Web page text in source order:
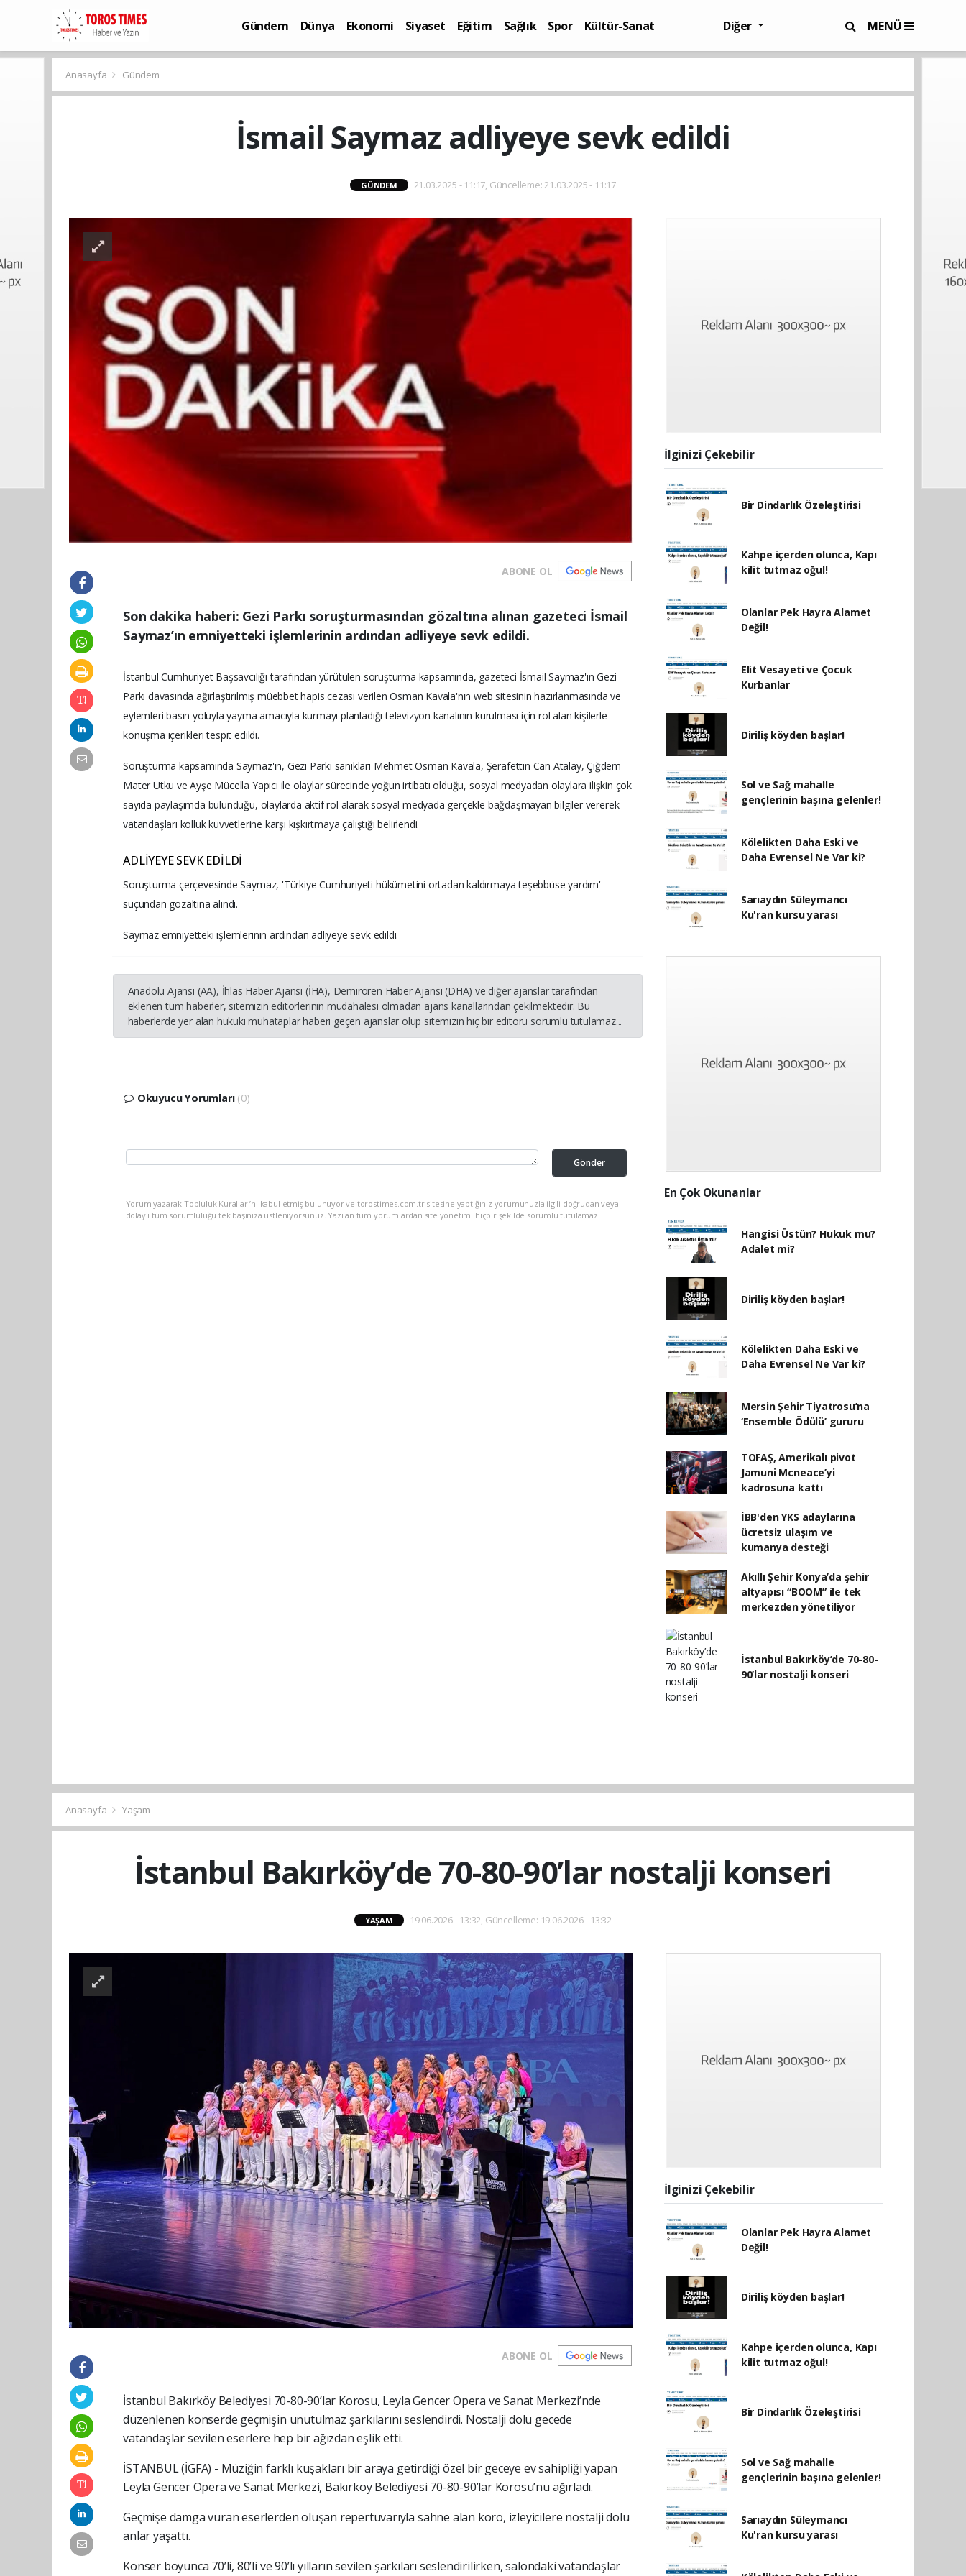
Gündem Dünya Ekonomi Siyaset Eğitim Sağlık Spor
Kültür-Sanat
Diğer MENÜ
Anasayfa Gündem
İsmail Saymaz adliyeye sevk edildi
GÜNDEM 21.03.2025 - 11:17, Güncelleme: 21.03.2025 - 11:17
ABONE OL
Son dakika haberi: Gezi Parkı soruşturmasından gözaltına alınan gazeteci İsmail
Saymaz’ın emniyetteki işlemlerinin ardından adliyeye sevk edildi.
İstanbul Cumhuriyet Başsavcılığı tarafından yürütülen soruşturma kapsamında, gazeteci İsmail Saymaz'ın Gezi
Parkı davasında ağırlaştırılmış müebbet hapis cezası verilen Osman Kavala'nın web sitesinin hazırlanmasında ve
eylemleri basın yoluyla yayma amacıyla kurmayı planladığı televizyon kanalının kurulması için rol alan kişilerle
konuşma içerikleri tespit edildi.
Soruşturma kapsamında Saymaz'ın, Gezi Parkı sanıkları Mehmet Osman Kavala, Şerafettin Can Atalay, Çiğdem
Mater Utku ve Ayşe Mücella Yapıcı ile olaylar sürecinde yoğun irtibatı olduğu, sosyal medyadan olaylara ilişkin çok
sayıda paylaşımda bulunduğu, olaylarda aktif rol alarak sosyal medyada gerçekle bağdaşmayan bilgiler vererek
vatandaşları kolluk kuvvetlerine karşı kışkırtmaya çalıştığı belirlendi.
ADLİYEYE SEVK EDİLDİ
Soruşturma çerçevesinde Saymaz, 'Türkiye Cumhuriyeti hükümetini ortadan kaldırmaya teşebbüse yardım'
suçundan gözaltına alındı.
Saymaz emniyetteki işlemlerinin ardından adliyeye sevk edildi.
Anadolu Ajansı (AA), İhlas Haber Ajansı (İHA), Demirören Haber Ajansı (DHA) ve diğer ajanslar tarafından
eklenen tüm haberler, sitemizin editörlerinin müdahalesi olmadan ajans kanallarından çekilmektedir. Bu
haberlerde yer alan hukuki muhataplar haberi geçen ajanslar olup sitemizin hiç bir editörü sorumlu tutulamaz...
Okuyucu Yorumları (0)
Gönder
Yorum yazarak Topluluk Kuralları’nı kabul etmiş bulunuyor ve torostimes.com.tr sitesine yaptığınız yorumunuzla ilgili doğrudan veya
dolaylı tüm sorumluluğu tek başınıza üstleniyorsunuz. Yazılan tüm yorumlardan site yönetimi hiçbir şekilde sorumlu tutulamaz.
İlginizi Çekebilir
Bir Dindarlık Özeleştirisi
Kahpe içerden olunca, Kapı
kilit tutmaz oğul!
Olanlar Pek Hayra Alamet
Değil!
Elit Vesayeti ve Çocuk
Kurbanlar
Diriliş köyden başlar!
Sol ve Sağ mahalle
gençlerinin başına gelenler!
Kölelikten Daha Eski ve
Daha Evrensel Ne Var ki?
Sarıaydın Süleymancı
Ku'ran kursu yarası
En Çok Okunanlar
Hangisi Üstün? Hukuk mu?
Adalet mi?
Diriliş köyden başlar!
Kölelikten Daha Eski ve
Daha Evrensel Ne Var ki?
Mersin Şehir Tiyatrosu’na
‘Ensemble Ödülü’ gururu
TOFAŞ, Amerikalı pivot
Jamuni Mcneace’yi
kadrosuna kattı
İBB'den YKS adaylarına
ücretsiz ulaşım ve
kumanya desteği
Akıllı Şehir Konya’da şehir
altyapısı “BOOM” ile tek
merkezden yönetiliyor
İstanbul Bakırköy’de 70-80-
90’lar nostalji konseri
Anasayfa Yaşam
İstanbul Bakırköy’de 70-80-90’lar nostalji konseri
YAŞAM 19.06.2026 - 13:32, Güncelleme: 19.06.2026 - 13:32
ABONE OL
İstanbul Bakırköy Belediyesi 70-80-90’lar Korosu, Leyla Gencer Opera ve Sanat Merkezi’nde
düzenlenen konserde geçmişin unutulmaz şarkılarını seslendirdi. Nostalji dolu gecede
vatandaşlar sevilen eserlere hep bir ağızdan eşlik etti.
İSTANBUL (İGFA) - Müziğin farklı kuşakları bir araya getirdiği özel bir geceye ev sahipliği yapan
Leyla Gencer Opera ve Sanat Merkezi, Bakırköy Belediyesi 70-80-90’lar Korosu’nu ağırladı.
Geçmişe damga vuran eserlerden oluşan repertuvarıyla sahne alan koro, izleyicilere nostalji dolu
anlar yaşattı.
Konser boyunca 70’li, 80’li ve 90’lı yılların sevilen şarkıları seslendirilirken, salondaki vatandaşlar
İlginizi Çekebilir
Olanlar Pek Hayra Alamet
Değil!
Diriliş köyden başlar!
Kahpe içerden olunca, Kapı
kilit tutmaz oğul!
Bir Dindarlık Özeleştirisi
Sol ve Sağ mahalle
gençlerinin başına gelenler!
Sarıaydın Süleymancı
Ku'ran kursu yarası